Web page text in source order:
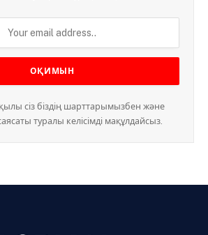
сіз біздің шарттарымызбен және
туралы келісімді мақұлдайсыз.